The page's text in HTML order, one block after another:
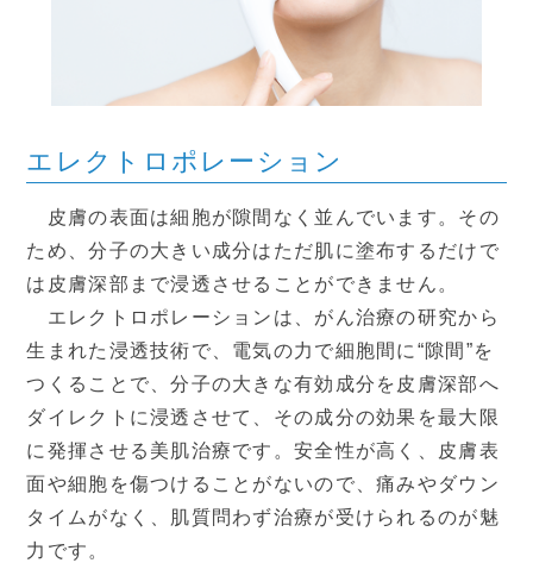
エレクトロポレーション
皮膚の表面は細胞が隙間なく並んでいます。その
ため、分子の大きい成分はただ肌に塗布するだけで
は皮膚深部まで浸透させることができません。
エレクトロポレーションは、がん治療の研究から
生まれた浸透技術で、電気の力で細胞間に“隙間”を
つくることで、分子の大きな有効成分を皮膚深部へ
ダイレクトに浸透させて、その成分の効果を最大限
に発揮させる美肌治療です。安全性が高く、皮膚表
面や細胞を傷つけることがないので、痛みやダウン
タイムがなく、肌質問わず治療が受けられるのが魅
力です。
水 木
3 4 5 6 7
9 10 11 12
16 17 18 19 20 21 22
23 24 25 26 27 28 29
30 31
休診日